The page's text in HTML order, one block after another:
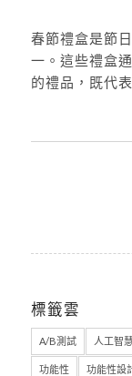
春節禮盒是節
一。這些禮盒
的禮品，既代
標籤雲
A/B測試 人工智
功能性 功能性設